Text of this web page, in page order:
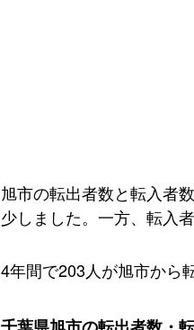
旭市の転出者数と転入者
少しました。一方、転入
4年間で203人が旭市から